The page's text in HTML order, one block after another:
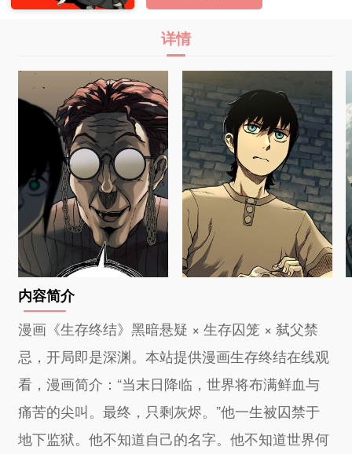
详情
内容简介
漫画《生存终结》黑暗悬疑 × 生存囚笼 × 弑父禁
忌，开局即是深渊。本站提供漫画生存终结在线观
看，漫画简介：“当末日降临，世界将布满鲜血与
痛苦的尖叫。最终，只剩灰烬。”他一生被囚禁于
地下监狱。他不知道自己的名字。他不知道世界何